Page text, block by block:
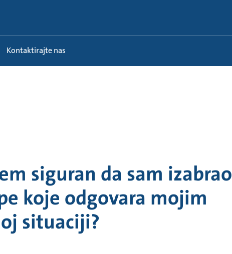
Kontaktirajte nas
siguran da sam izabrao
koje odgovara mojim
situaciji?